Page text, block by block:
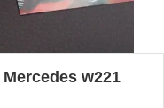
w221